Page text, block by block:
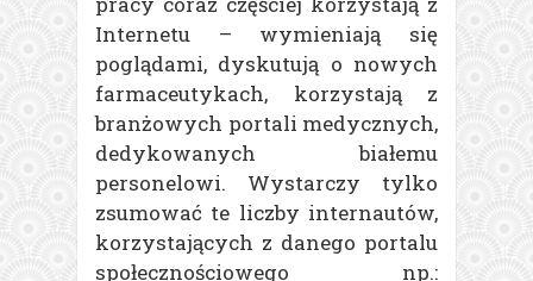
Internetu – wymieniają się
poglądami, dyskutują o nowych
farmaceutykach, korzystają z
branżowych portali medycznych,
dedykowanych białemu
personelowi. Wystarczy tylko
zsumować te liczby internautów,
korzystających z danego portalu
społecznościowego np.: